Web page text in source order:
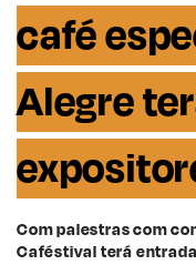
café
Alegre
Com palestras com
Caféstival terá